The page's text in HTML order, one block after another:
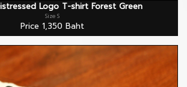
Logo T-shirt Forest Green
Size S
Price 1,350 Baht